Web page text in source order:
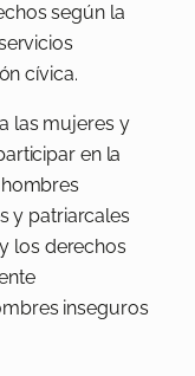
según la
cívica.
las mujeres y
en la
y patriarcales
los derechos
inseguros